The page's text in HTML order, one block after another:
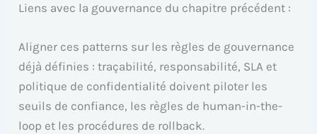
Liens avec la gouvernance du chapitre précédent :
Aligner ces patterns sur les règles de gouvernance
déjà définies : traçabilité, responsabilité, SLA et
politique de confidentialité doivent piloter les
seuils de confiance, les règles de human-in-the-
loop et les procédures de rollback.